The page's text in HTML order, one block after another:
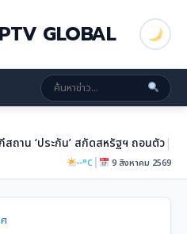
GLOBAL
าน ‘ประกัน’ สกัดสหรัฐฯ ถอนตัว|
--°C| 9 สิงหาคม 2569